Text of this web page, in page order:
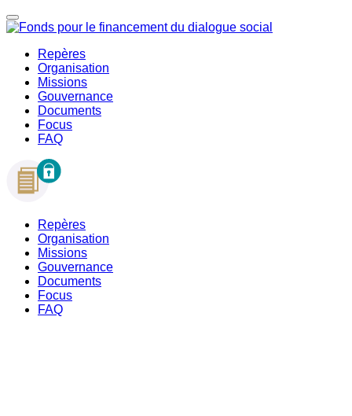
Repères
Organisation
Missions
Gouvernance
Documents
Focus
FAQ
Repères
Organisation
Missions
Gouvernance
Documents
Focus
FAQ